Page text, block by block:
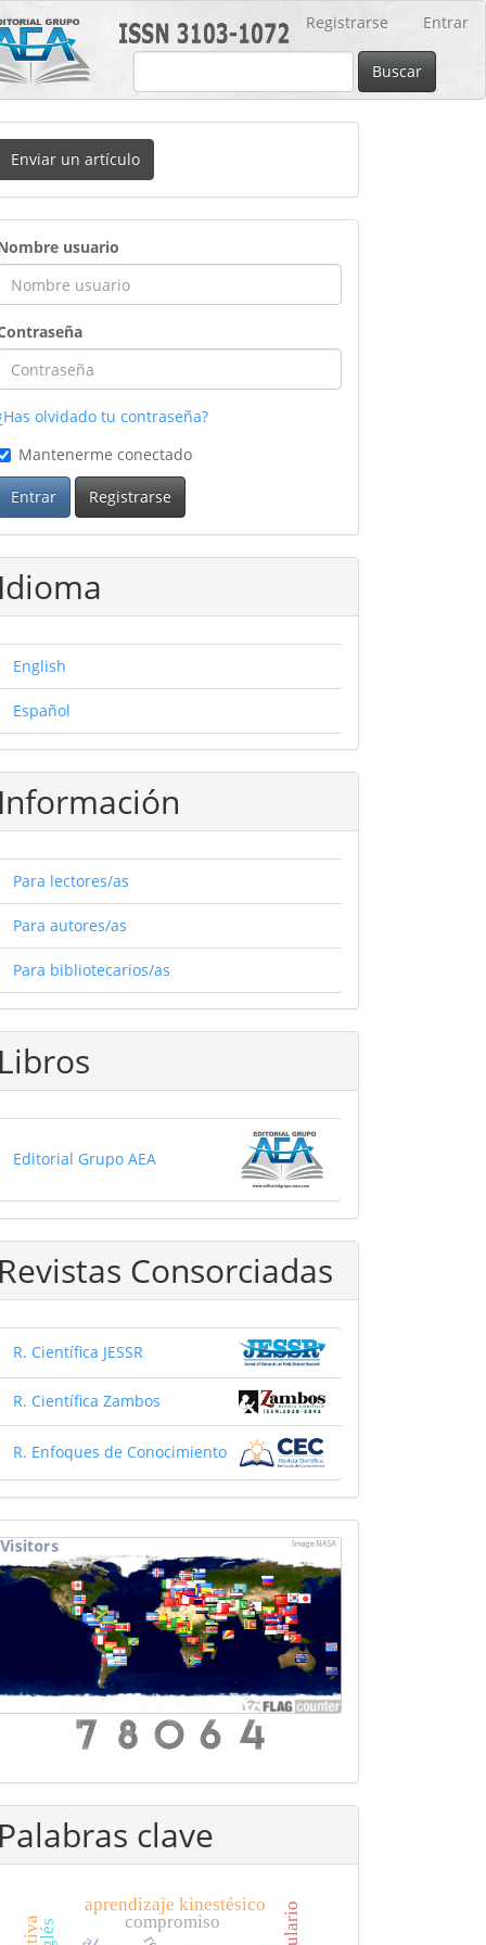
Registrarse Entrar
Buscar
Enviar un artículo
usuario
olvidado tu contraseña?
Mantenerme conectado
Entrar Registrarse
Idioma
English
Español
Información
Para lectores/as
Para autores/as
Para bibliotecarios/as
Libros
Editorial Grupo AEA
Revistas Consorciadas
R. Científica JESSR
R. Científica Zambos
R. Enfoques de Conocimiento
Palabras clave
compromiso
aprendizaje kinestésico